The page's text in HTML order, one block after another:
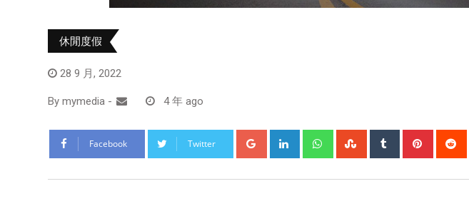
休閒度假
28 9 月, 2022
By mymedia - 4 年 ago
Facebook Twitter